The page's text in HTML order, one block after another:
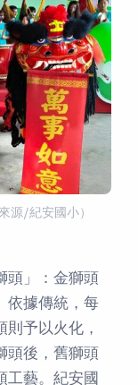
源/紀安國小）
頭」：金獅頭
依據傳統，每
予以火化，
頭後，舊獅頭
工藝。紀安國